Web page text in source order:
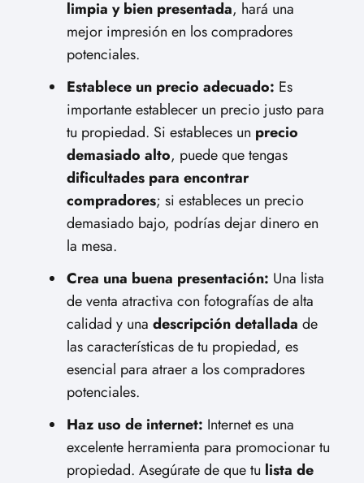
limpia y bien presentada, hará una
mejor impresión en los compradores
potenciales.
Establece un precio adecuado: Es
importante establecer un precio justo para
tu propiedad. Si estableces un precio
demasiado alto, puede que tengas
dificultades para encontrar
compradores; si estableces un precio
demasiado bajo, podrías dejar dinero en
la mesa.
Crea una buena presentación: Una lista
de venta atractiva con fotografías de alta
calidad y una descripción detallada de
las características de tu propiedad, es
esencial para atraer a los compradores
potenciales.
Haz uso de internet: Internet es una
excelente herramienta para promocionar tu
propiedad. Asegúrate de que tu lista de